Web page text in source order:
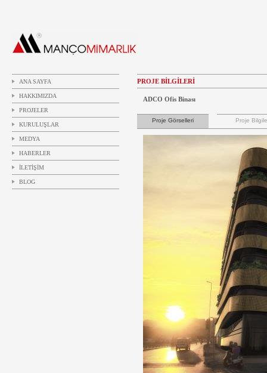
ANA SAYFA
HAKKIMIZDA
PROJELER
KURULUŞLAR
MEDYA
HABERLER
İLETİŞİM
BLOG
PROJE BİLGİLERİ
ADCO Ofis Binası
Proje Görselleri Proje